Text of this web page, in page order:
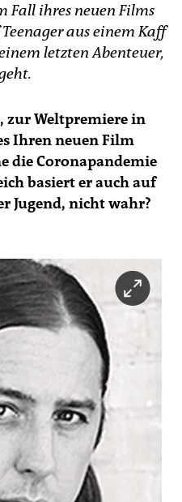
Fall ihres neuen Films
aus einem Kaff
letzten Abenteuer,
zur Weltpremiere in
Ihren neuen Film
die Coronapandemie
basiert er auch auf
Jugend, nicht wahr?